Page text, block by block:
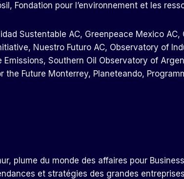
Fondation pour l’environnement et les
Sustentable AC, Greenpeace Mexico
Nuestro Futuro AC, Observatory of
Southern Oil Observatory of
the Future Monterrey, Planeteando,
plume du monde des affaires pour
et stratégies des grandes